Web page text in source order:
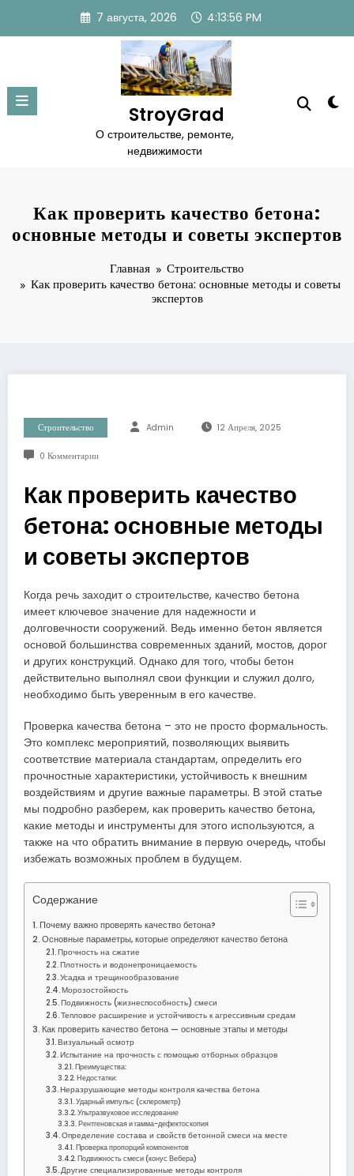
содержимому
7 августа, 2026 4:13:57 PM
StroyGrad
О строительстве, ремонте,
недвижимости
Как проверить качество бетона:
основные методы и советы экспертов
Главная
Строительство
Как проверить качество бетона: основные методы и советы
экспертов
Строительство Admin 12 Апреля, 2025
0 Комментарии
Как проверить качество
бетона: основные методы
и советы экспертов
Когда речь заходит о строительстве, качество бетона
имеет ключевое значение для надежности и
долговечности сооружений. Ведь именно бетон является
основой большинства современных зданий, мостов, дорог
и других конструкций. Однако для того, чтобы бетон
действительно выполнял свои функции и служил долго,
необходимо быть уверенным в его качестве.
Проверка качества бетона – это не просто формальность.
Это комплекс мероприятий, позволяющих выявить
соответствие материала стандартам, определить его
прочностные характеристики, устойчивость к внешним
воздействиям и другие важные параметры. В этой статье
мы подробно разберем, как проверить качество бетона,
какие методы и инструменты для этого используются, а
также на что обратить внимание в первую очередь, чтобы
избежать возможных проблем в будущем.
Содержание
Почему важно проверять качество бетона?
Основные параметры, которые определяют качество бетона
Прочность на сжатие
Плотность и водонепроницаемость
Усадка и трещинообразование
Морозостойкость
Подвижность (жизнеспособность) смеси
Тепловое расширение и устойчивость к агрессивным средам
Как проверить качество бетона — основные этапы и методы
Визуальный осмотр
Испытание на прочность с помощью отборных образцов
Преимущества:
Недостатки:
Неразрушающие методы контроля качества бетона
Ударный импульс (склерометр)
Ультразвуковое исследование
Рентгеновская и гамма-дефектоскопия
Определение состава и свойств бетонной смеси на месте
Проверка пропорций компонентов
Подвижность смеси (конус Вебера)
Другие специализированные методы контроля